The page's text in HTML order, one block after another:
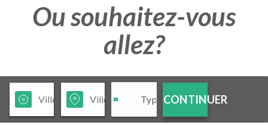
Ou souhaitez-vous
allez?
CONTINUER